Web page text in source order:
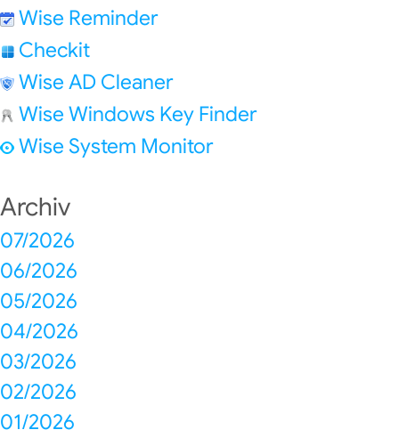
Wise Reminder
Checkit
Wise AD Cleaner
Wise Windows Key Finder
Wise System Monitor
Archiv
07/2026
06/2026
05/2026
04/2026
03/2026
02/2026
01/2026